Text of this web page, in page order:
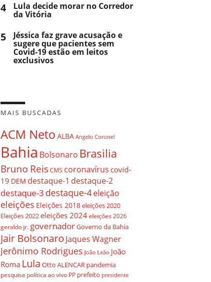
4 Lula decide morar no Corredor
da Vitória
5 Jéssica faz grave acusação e
sugere que pacientes sem
Covid-19 estão em leitos
exclusivos
MAIS BUSCADAS
ACM Neto ALBA Angelo Coronel
Bahia Bolsonaro Brasilia
Bruno ReisCMS coronavírus covid-
19 DEM destaque-1 destaque-2
destaque-3 destaque-4eleição
eleições Eleições 2018eleições 2020
Eleições 2022eleições 2024 eleições 2026
geraldo jr. governadorGoverno da Bahia
Jair Bolsonaro Jaques Wagner
Jerônimo Rodrigues João Leão João
Roma Lula Otto ALENCAR pandemia
pesquisa política ao vivo PP prefeito presidente